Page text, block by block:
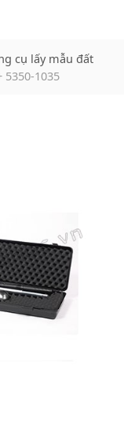
cụ lấy mẫu đất
5350-1035